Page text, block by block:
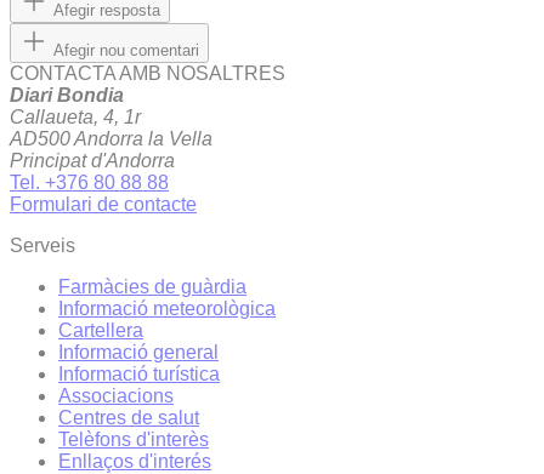
Afegir resposta
Afegir nou comentari
CONTACTA AMB NOSALTRES
Diari Bondia
Callaueta, 4, 1r
AD500 Andorra la Vella
Principat d'Andorra
Tel. +376 80 88 88
Formulari de contacte
Serveis
Farmàcies de guàrdia
Informació meteorològica
Cartellera
Informació general
Informació turística
Associacions
Centres de salut
Telèfons d'interès
Enllaços d'interés